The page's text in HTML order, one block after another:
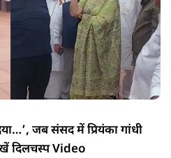
जब संसद में प्रियंका गांधी
दिलचस्प Video